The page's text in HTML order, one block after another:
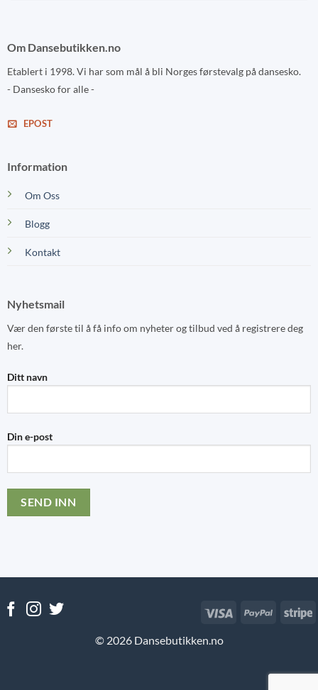
Om Dansebutikken.no
Etablert i 1998. Vi har som mål å bli Norges førstevalg på dansesko.
- Dansesko for alle -
EPOST
Information
Om Oss
Blogg
Kontakt
Nyhetsmail
Vær den første til å få info om nyheter og tilbud ved å registrere deg
her.
Ditt navn
Din e-post
© 2026 Dansebutikken.no
Visa PayPal